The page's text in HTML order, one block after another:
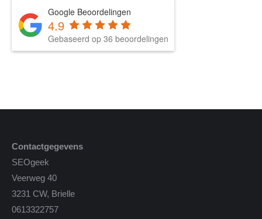
Google Beoordelingen
4.9
Gebaseerd op 36 beoordelingen
Contactgegevens
SEOgeek
Veerweg 40
3231 CW, Brielle
0613322757